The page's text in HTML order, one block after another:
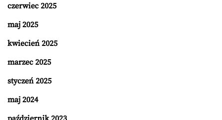
czerwiec 2025
maj 2025
kwiecień 2025
marzec 2025
styczeń 2025
maj 2024